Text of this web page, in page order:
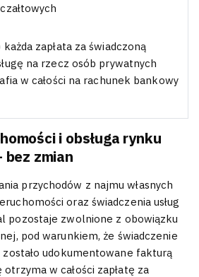
każda zapłata za świadczoną
na rzecz osób prywatnych
w całości na rachunek bankowy
i obsługa rynku
bez zmian
przychodów z najmu własnych
oraz świadczenia usług
pozostaje zwolnione z obowiązku
pod warunkiem, że świadczenie
zostało udokumentowane fakturą
otrzyma w całości zapłatę za